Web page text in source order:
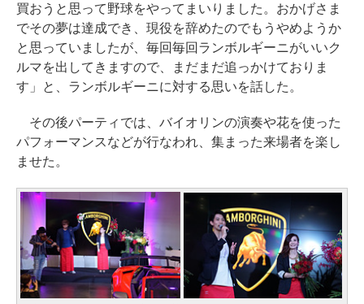
買おうと思って野球をやってまいりました。おかげさま
でその夢は達成でき、現役を辞めたのでもうやめようか
と思っていましたが、毎回毎回ランボルギーニがいいク
ルマを出してきますので、まだまだ追っかけておりま
す」と、ランボルギーニに対する思いを話した。
その後パーティでは、バイオリンの演奏や花を使った
パフォーマンスなどが行なわれ、集まった来場者を楽し
ませた。